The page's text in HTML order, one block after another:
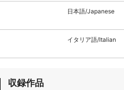
日本語/Japanese
イタリア語/Italian
収録作品